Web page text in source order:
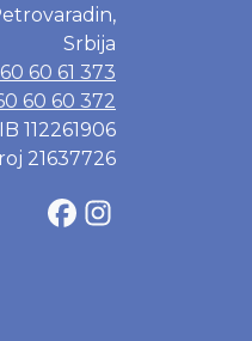
Srbija
60 61 373
60 60 372
112261906
21637726